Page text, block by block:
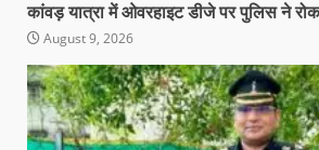
कांवड़ यात्रा में ओवरहाइट डीजे पर पुलिस ने
August 9, 2026